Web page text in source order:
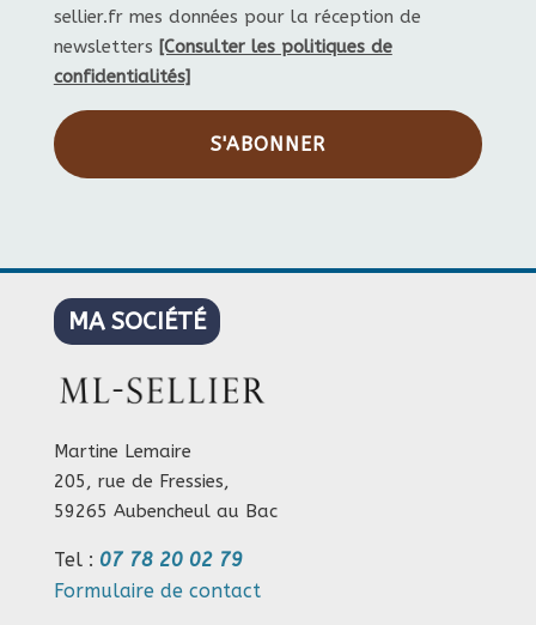
sellier.fr mes données pour la réception de
newsletters [Consulter les politiques de
confidentialités]
S'ABONNER
MA SOCIÉTÉ
Martine Lemaire
205, rue de Fressies,
59265 Aubencheul au Bac
Tel : 07 78 20 02 79
Formulaire de contact